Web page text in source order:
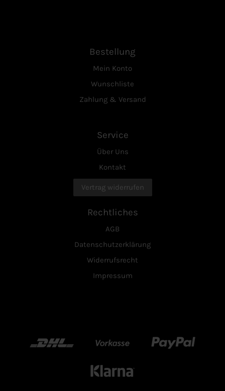
Bestellung
Mein Konto
Wunschliste
Zahlung & Versand
Service
Über Uns
Kontakt
Vertrag widerrufen
Rechtliches
AGB
Datenschutzerklärung
Widerrufsrecht
Impressum
DHL Vorkasse Paypal
Klarn